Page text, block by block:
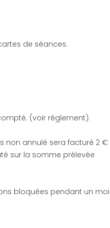
de séances.
(voir règlement).
non annulé sera facturé 2 €
sur la somme prélevée
bloquées pendant un